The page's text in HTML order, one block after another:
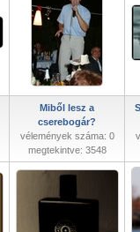
Miből lesz a
cserebogár?
vélemények száma: 0
megtekintve: 3548